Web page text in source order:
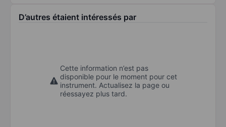
D’autres étaient intéressés par
Cette information n’est pas
disponible pour le moment pour cet
instrument. Actualisez la page ou
réessayez plus tard.